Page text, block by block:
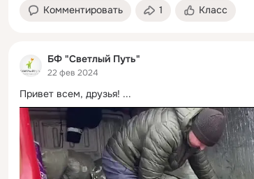
Комментировать 1 Класс
БФ "Светлый Путь"
22 фев 2024
Привет всем, друзья! ...